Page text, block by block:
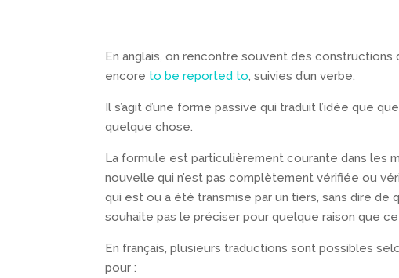
En anglais, on rencontre souvent des
encore to be reported to, suivies d’un verbe.
Il s’agit d’une forme passive qui traduit l’idée que
quelque chose.
La formule est particulièrement courante dans les
nouvelle qui n’est pas complètement vérifiée ou
qui est ou a été transmise par un tiers, sans dire de
souhaite pas le préciser pour quelque raison que
En français, plusieurs traductions sont possibles
pour :